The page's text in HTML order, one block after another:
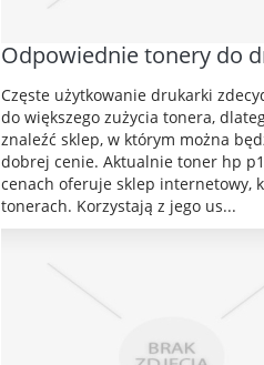
Odpowiednie tonery do
Częste użytkowanie drukarki
do większego zużycia tonera,
znaleźć sklep, w którym można
dobrej cenie. Aktualnie toner hp
cenach oferuje sklep internetowy,
tonerach. Korzystają z jego us...